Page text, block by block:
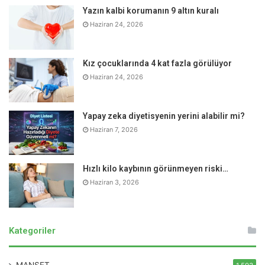
Ağır ve yağlı yemekler yerine hafif ve lif içeriği yüksek,
serinletici besinler tercih edilmeli. Zeytinyağlı sebze
yemekleri ve su oranı yüksek olan; karpuz, kavun, çilek ve
şeftali gibi meyveler tüketilmeli.
Uzun süre aşırı sıcak bir ortamda bulunduktan sonra direkt
soğuk su ile duş yapılmamalı. Ani soğuk duş damarlarda
büzülmeye neden olabileceği için tansiyonun yükselmesini
de tetikleyebilir veya kalp krizine yol açabilir. Bu yüzden
soğuk denize ve havuza yavaş yavaş girilmeli.
Yazın kalbi korumanın 9 altın kuralı
Haziran 24, 2026
Kız çocuklarında 4 kat fazla görülüyor
Haziran 24, 2026
Yapay zeka diyetisyenin yerini alabilir mi?
Haziran 7, 2026
Hızlı kilo kaybının görünmeyen riski…
Haziran 3, 2026
Kategoriler